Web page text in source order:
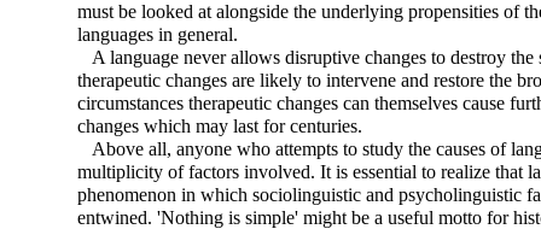
must be looked at alongside the underlying propensities of
languages in general.
A language never allows disruptive changes to destroy the
therapeutic changes are likely to intervene and restore the
circumstances therapeutic changes can themselves cause
changes which may last for centuries.
Above all, anyone who attempts to study the causes of
multiplicity of factors involved. It is essential to realize that
phenomenon in which sociolinguistic and psycholinguistic
entwined. 'Nothing is simple' might be a useful motto for